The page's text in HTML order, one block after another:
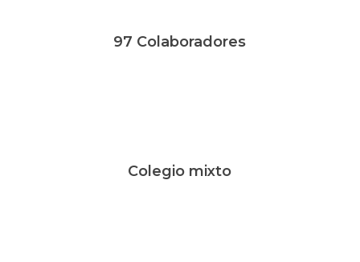
97 Colaboradores
Colegio mixto